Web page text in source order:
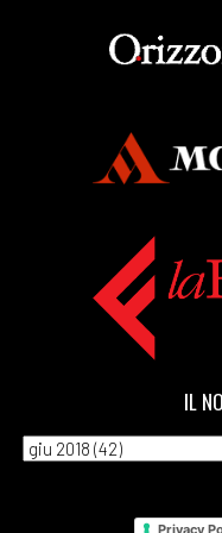
Aprile 2018
Rukhsana
[18]Il
[11]
Gianna
[04]
pagina 69
Marzo 2018
IL
Privacy